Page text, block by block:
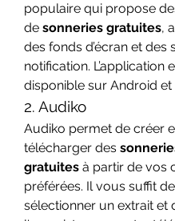
populaire qui propose
de sonneries gratuites,
des fonds d’écran et des
notification. L’application
disponible sur Android et
2. Audiko
Audiko permet de créer
télécharger des
gratuites à partir de vos
préférées. Il vous suffit de
sélectionner un extrait et